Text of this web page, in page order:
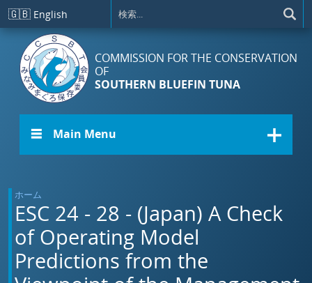
メインコンテンツに移動
🇬🇧 English
COMMISSION FOR THE CONSERVATION
OF
SOUTHERN BLUEFIN TUNA
☰ Main Menu
ホーム
ESC 24 - 28 - (Japan) A Check
of Operating Model
Predictions from the